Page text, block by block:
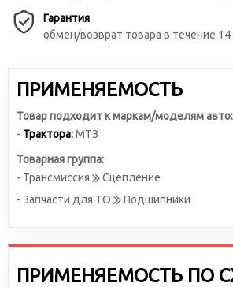
Гарантия
обмен/возврат товара в течение
ПРИМЕНЯЕМОСТЬ
Товар подходит к маркам/моделям авто:
- Трактора:МТЗ
Товарная группа:
- Трансмиссия
Сцепление
- Запчасти для ТО
Подшипники
ПРИМЕНЯЕМОСТЬ ПО